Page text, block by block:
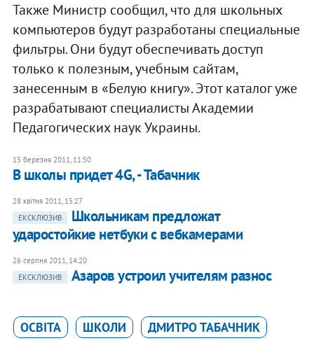
Также Министр сообщил, что для школьных
компьютеров будут разработаны специальные
фильтры. Они будут обеспечивать доступ
только к полезным, учебным сайтам,
занесенным в «Белую книгу». Этот каталог уже
разрабатывают специалисты Академии
Педагогических наук Украины.
15 березня 2011, 11:50
В школы придет 4G, - Табачник
28 квітня 2011, 15:27
ЕКСКЛЮЗИВ
Школьникам предложат
ударостойкие нетбуки с вебкамерами
26 серпня 2011, 14:20
ЕКСКЛЮЗИВ
Азаров устроил учителям разнос
ОСВІТА ШКОЛИ ДМИТРО ТАБАЧНИК